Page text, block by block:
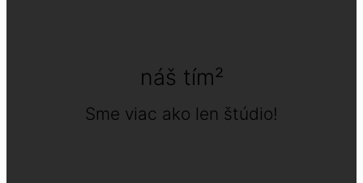
náš tím²
Sme viac ako len štúdio!